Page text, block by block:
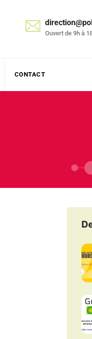
Ouvert de 9h à
CONTACT